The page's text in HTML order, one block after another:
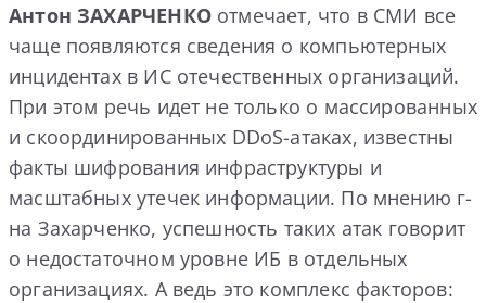
Антон ЗАХАРЧЕНКОотмечает, что в СМИ все
чаще появляются сведения о компьютерных
инцидентах в ИС отечественных организаций.
При этом речь идет не только о массированных
и скоординированных DDoS-атаках, известны
факты шифрования инфраструктуры и
масштабных утечек информации. По мнению г-
на Захарченко, успешность таких атак говорит
о недостаточном уровне ИБ в отдельных
организациях. А ведь это комплекс факторов: